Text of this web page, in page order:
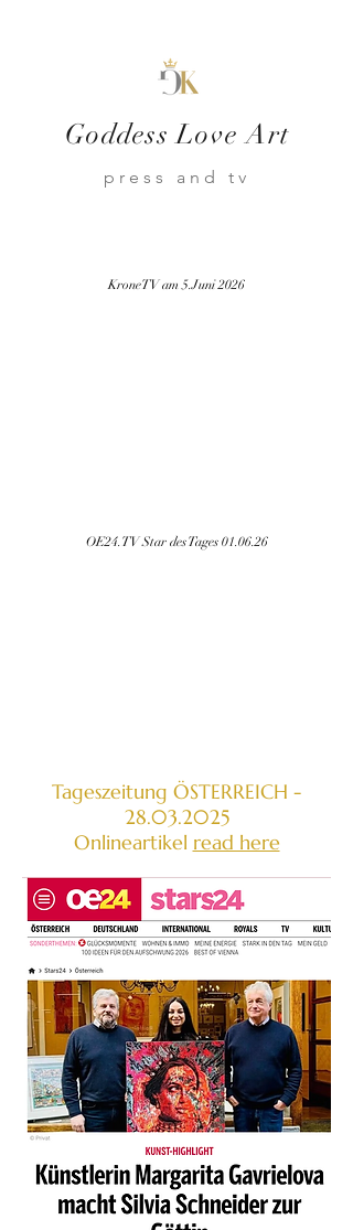
Goddess Love Art
press and tv
KroneTV am 5.Juni 2026
OE24.TV Star des Tages 01.06.26
Tageszeitung ÖSTERREICH -
28.03.2025
Onlineartikel read here